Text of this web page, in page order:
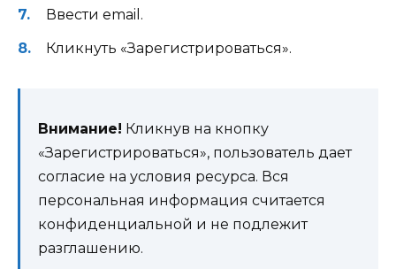
Ввести email.
Кликнуть «Зарегистрироваться».
Внимание! Кликнув на кнопку
«Зарегистрироваться», пользователь дает
согласие на условия ресурса. Вся
персональная информация считается
конфиденциальной и не подлежит
разглашению.